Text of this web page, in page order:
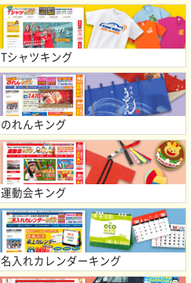
Tシャツキング
のれんキング
運動会キング
名入れカレンダーキング